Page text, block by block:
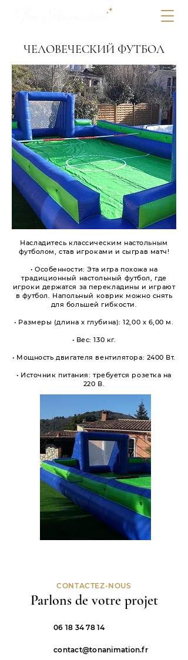
ЧЕЛОВЕЧЕСКИЙ ФУТБОЛ
Насладитесь классическим настольным
футболом, став игроками и сыграв матч!
• Особенности: Эта игра похожа на
традиционный настольный футбол, где
игроки держатся за перекладины и играют
в футбол. Напольный коврик можно снять
для большей гибкости.
• Размеры (длина х глубина): 12,00 х 6,00 м.
• Вес: 130 кг.
• Мощность двигателя вентилятора: 2400 Вт.
• Источник питания: требуется розетка на
220 В.
CONTACTEZ-NOUS
Parlons de votre projet
06 18 34 78 14
contact@tonanimation.fr